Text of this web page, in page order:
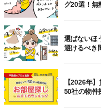
グ20選！無
選ばないほ
避けるべき
【2026年
50社の物件